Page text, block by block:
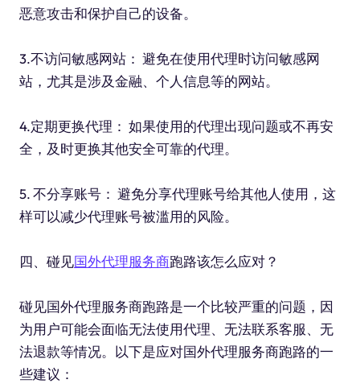
恶意攻击和保护自己的设备。
3.不访问敏感网站： 避免在使用代理时访问敏感网
站，尤其是涉及金融、个人信息等的网站。
4.定期更换代理： 如果使用的代理出现问题或不再安
全，及时更换其他安全可靠的代理。
5. 不分享账号： 避免分享代理账号给其他人使用，这
样可以减少代理账号被滥用的风险。
四、碰见国外代理服务商跑路该怎么应对？
碰见国外代理服务商跑路是一个比较严重的问题，因
为用户可能会面临无法使用代理、无法联系客服、无
法退款等情况。以下是应对国外代理服务商跑路的一
些建议：